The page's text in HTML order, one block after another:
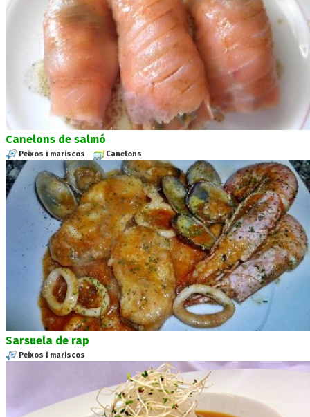
Canelons de salmó
Peixos i mariscos Canelons
Sarsuela de rap
Peixos i mariscos